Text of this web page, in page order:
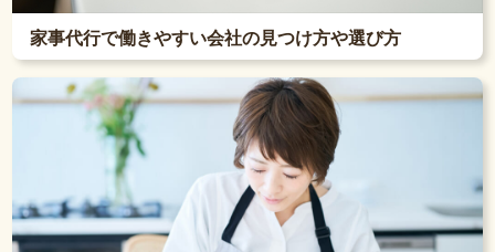
家事代行で働きやすい会社の見つけ方や選び方